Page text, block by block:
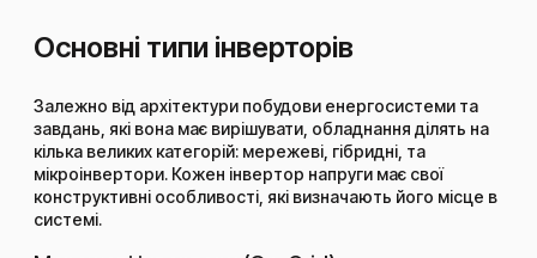
Основні типи інверторів
Залежно від архітектури побудови енергосистеми та
завдань, які вона має вирішувати, обладнання ділять на
кілька великих категорій: мережеві, гібридні, та
мікроінвертори. Кожен інвертор напруги має свої
конструктивні особливості, які визначають його місце в
системі.